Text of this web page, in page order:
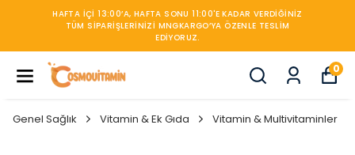
450TL ÜZERİ KARGO BEDAVA
0
Genel Sağlık Vitamin & Ek Gıda Vitamin & Multivitaminler